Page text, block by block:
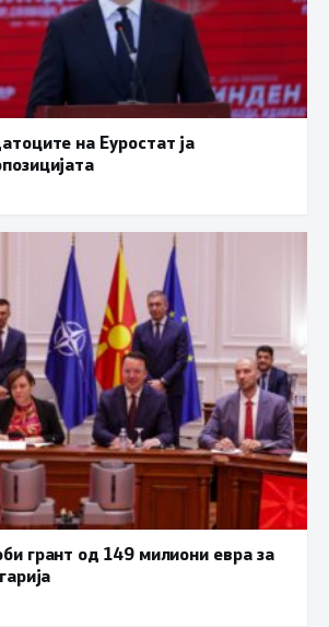
на Еуростат ја
грант од 149 милиони евра за